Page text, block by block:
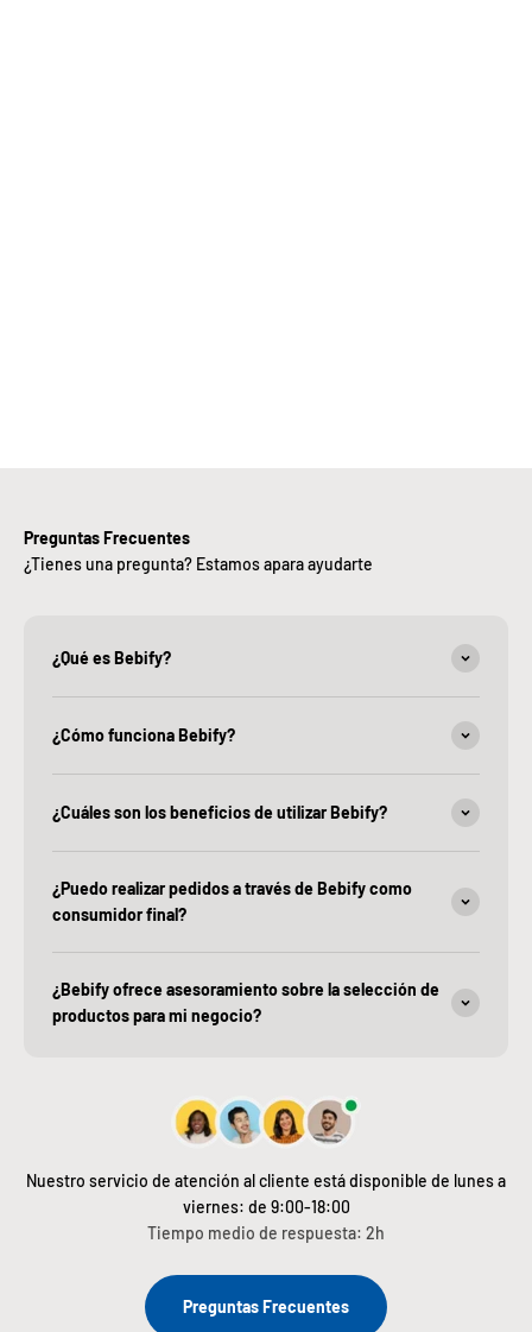
Preguntas Frecuentes
¿Tienes una pregunta? Estamos apara ayudarte
¿Qué es Bebify?
¿Cómo funciona Bebify?
¿Cuáles son los beneficios de utilizar Bebify?
¿Puedo realizar pedidos a través de Bebify como
consumidor final?
¿Bebify ofrece asesoramiento sobre la selección de
productos para mi negocio?
Nuestro servicio de atención al cliente está disponible de lunes a
viernes: de 9:00-18:00
Tiempo medio de respuesta: 2h
Preguntas Frecuentes